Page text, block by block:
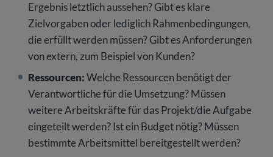
Ergebnis letztlich aussehen? Gibt es klare
Zielvorgaben oder lediglich Rahmenbedingungen,
die erfüllt werden müssen? Gibt es Anforderungen
von extern, zum Beispiel von Kunden?
Ressourcen:Welche Ressourcen benötigt der
Verantwortliche für die Umsetzung? Müssen
weitere Arbeitskräfte für das Projekt/die Aufgabe
eingeteilt werden? Ist ein Budget nötig? Müssen
bestimmte Arbeitsmittel bereitgestellt werden?